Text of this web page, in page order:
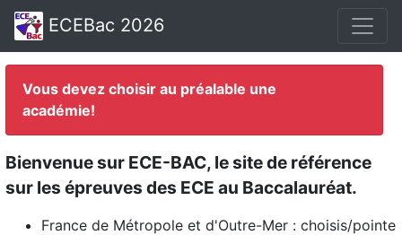
ECEBac 2026
Vous devez choisir au préalable une
académie!
Bienvenue sur ECE-BAC, le site de référence
sur les épreuves des ECE au Baccalauréat.
France de Métropole et d'Outre-Mer : choisis/pointe